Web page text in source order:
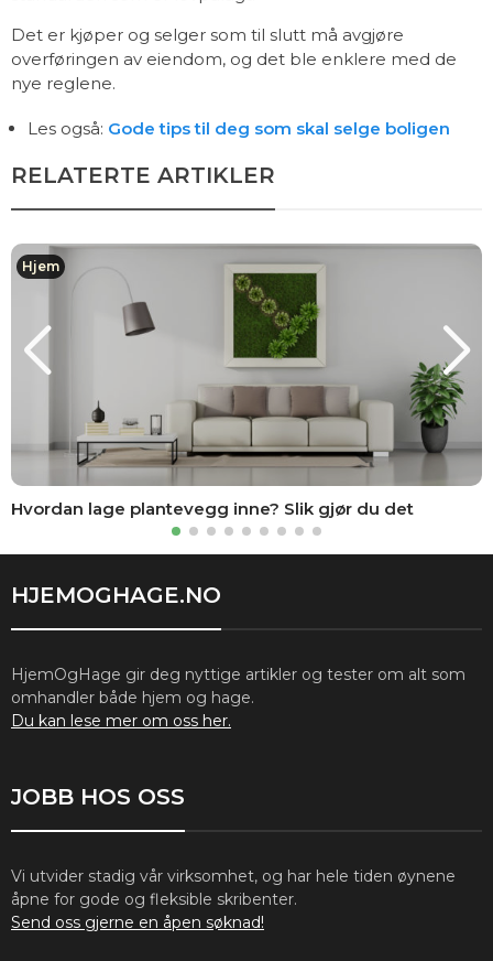
Det er kjøper og selger som til slutt må avgjøre
overføringen av eiendom, og det ble enklere med de
nye reglene.
Les også: Gode tips til deg som skal selge boligen
RELATERTE ARTIKLER
Hvordan lage plantevegg inne? Slik gjør du det
Hjem
HJEMOGHAGE.NO
HjemOgHage gir deg nyttige artikler og tester om alt som
omhandler både hjem og hage.
Du kan lese mer om oss her.
JOBB HOS OSS
Vi utvider stadig vår virksomhet, og har hele tiden øynene
åpne for gode og fleksible skribenter.
Send oss gjerne en åpen søknad!